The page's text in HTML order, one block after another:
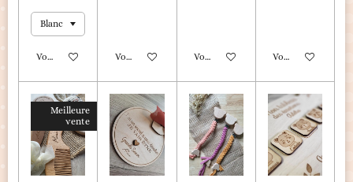
Voir les détails Voir les détails Voir les détails Voir les détails
Meilleure
vente